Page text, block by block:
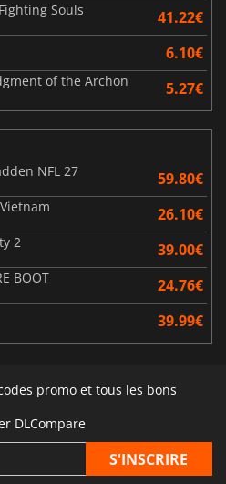
Souls 41.22€
6.10€
of the Archon 5.27€
NFL 27
59.80€
26.10€
2 39.00€
BOOT 24.76€
39.99€
promo et tous les bons
DLCompare